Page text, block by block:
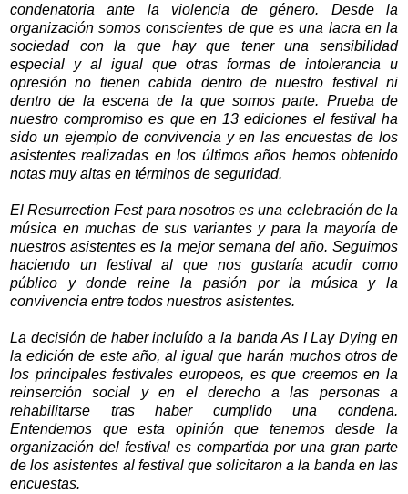
condenatoria ante la violencia de género. Desde la
organización somos conscientes de que es una lacra en la
sociedad con la que hay que tener una sensibilidad
especial y al igual que otras formas de intolerancia u
opresión no tienen cabida dentro de nuestro festival ni
dentro de la escena de la que somos parte. Prueba de
nuestro compromiso es que en 13 ediciones el festival ha
sido un ejemplo de convivencia y en las encuestas de los
asistentes realizadas en los últimos años hemos obtenido
notas muy altas en términos de seguridad.
El Resurrection Fest para nosotros es una celebración de la
música en muchas de sus variantes y para la mayoría de
nuestros asistentes es la mejor semana del año. Seguimos
haciendo un festival al que nos gustaría acudir como
público y donde reine la pasión por la música y la
convivencia entre todos nuestros asistentes.
La decisión de haber incluído a la banda As I Lay Dying en
la edición de este año, al igual que harán muchos otros de
los principales festivales europeos, es que creemos en la
reinserción social y en el derecho a las personas a
rehabilitarse tras haber cumplido una condena.
Entendemos que esta opinión que tenemos desde la
organización del festival es compartida por una gran parte
de los asistentes al festival que solicitaron a la banda en las
encuestas.